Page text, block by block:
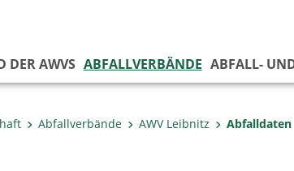
DER AWVS ABFALLVERBÄNDE ABFALL-
Abfallverbände AWV Leibnitz Abfalldaten